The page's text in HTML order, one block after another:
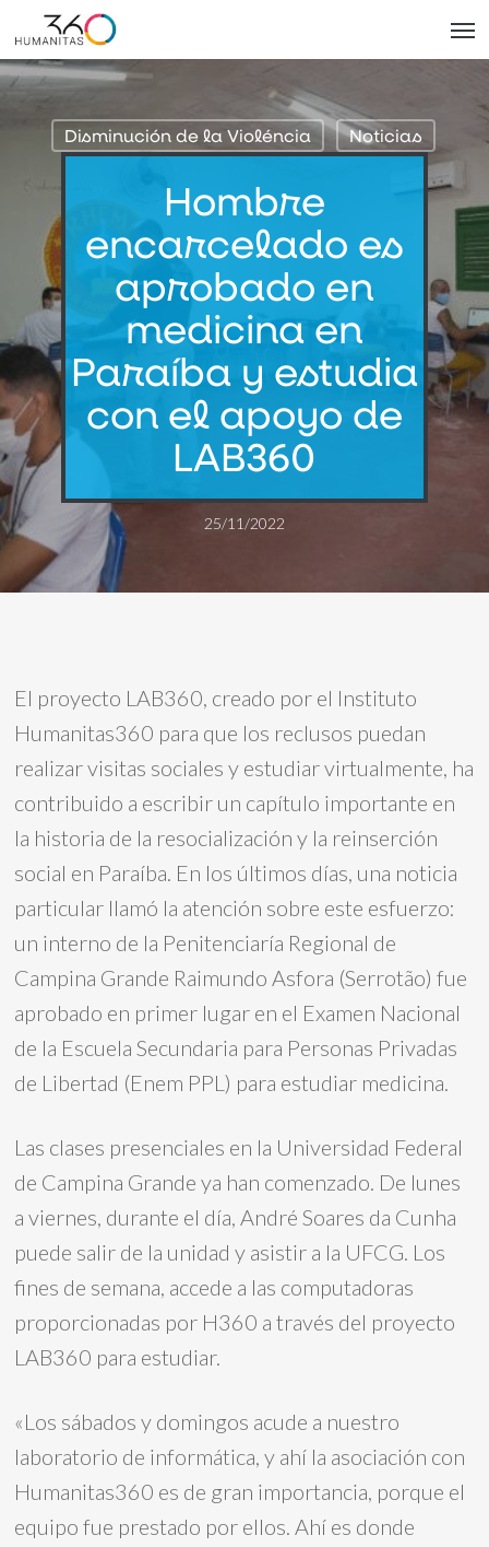
to
main
content
Disminución de la Violéncia Noticias
Hombre
encarcelado es
aprobado en
medicina en
Paraíba y estudia
con el apoyo de
LAB360
25/11/2022
El proyecto LAB360, creado por el Instituto
Humanitas360 para que los reclusos puedan
realizar visitas sociales y estudiar virtualmente, ha
contribuido a escribir un capítulo importante en
la historia de la resocialización y la reinserción
social en Paraíba. En los últimos días, una noticia
particular llamó la atención sobre este esfuerzo:
un interno de la Penitenciaría Regional de
Campina Grande Raimundo Asfora (Serrotão) fue
aprobado en primer lugar en el Examen Nacional
de la Escuela Secundaria para Personas Privadas
de Libertad (Enem PPL) para estudiar medicina.
Las clases presenciales en la Universidad Federal
de Campina Grande ya han comenzado. De lunes
a viernes, durante el día, André Soares da Cunha
puede salir de la unidad y asistir a la UFCG. Los
fines de semana, accede a las computadoras
proporcionadas por H360 a través del proyecto
LAB360 para estudiar.
«Los sábados y domingos acude a nuestro
laboratorio de informática, y ahí la asociación con
Humanitas360 es de gran importancia, porque el
equipo fue prestado por ellos. Ahí es donde